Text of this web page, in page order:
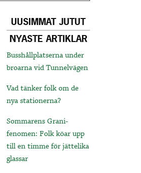
UUSIMMAT JUTUT
NYASTE ARTIKLAR
Busshållplatserna under
broarna vid Tunnelvägen
Vad tänker folk om de
nya stationerna?
Sommarens Grani-
fenomen: Folk köar upp
till en timme för jättelika
glassar